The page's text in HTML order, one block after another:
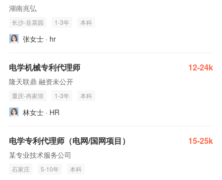
湖南兆弘
长沙-韭菜园 1-3年 本科
张女士 · hr
电学机械专利代理师 12-24k
隆天联鼎 融资未公开
重庆-冉家坝 1-3年 本科
林女士 · HR
电学专利代理师（电网/国网项目） 15-25k
某专业技术服务公司
石家庄 5-10年 本科